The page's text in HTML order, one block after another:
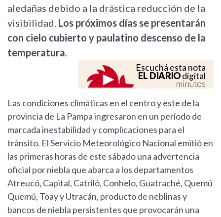
aledañas debido a la drástica reducción de la
visibilidad. Los próximos días se presentarán
con cielo cubierto y paulatino descenso de la
temperatura.
Escuchá esta nota
EL DIARIOdigital
minutos
Las condiciones climáticas en el centro y este de la
provincia de La Pampa ingresaron en un período de
marcada inestabilidad y complicaciones para el
tránsito. El Servicio Meteorológico Nacional emitió en
las primeras horas de este sábado una advertencia
oficial por niebla que abarca a los departamentos
Atreucó, Capital, Catriló, Conhelo, Guatraché, Quemú
Quemú, Toay y Utracán, producto de neblinas y
bancos de niebla persistentes que provocarán una